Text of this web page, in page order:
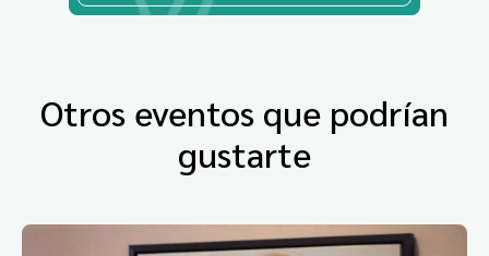
Otros eventos que podrían
gustarte